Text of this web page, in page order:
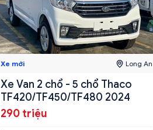
Xe mới Long An
Xe Van 2 chổ - 5 chổ Thaco
TF420/TF450/TF480 2024
290 triệu